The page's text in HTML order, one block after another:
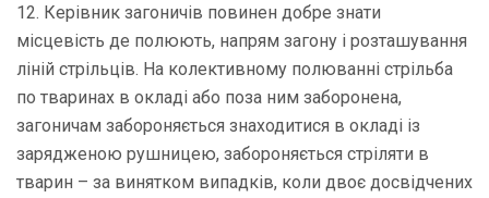
12. Керівник загоничів повинен добре знати
місцевість де полюють, напрям загону і розташування
ліній стрільців. На колективному полюванні стрільба
по тваринах в окладі або поза ним заборонена,
загоничам забороняється знаходитися в окладі із
зарядженою рушницею, забороняється стріляти в
тварин – за винятком випадків, коли двоє досвідчених